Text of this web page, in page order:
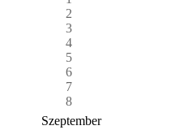
2
3
4
5
6
7
8
Szeptember